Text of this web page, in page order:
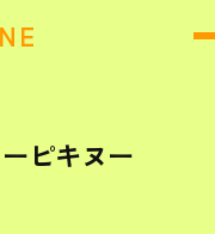
ピキヌー